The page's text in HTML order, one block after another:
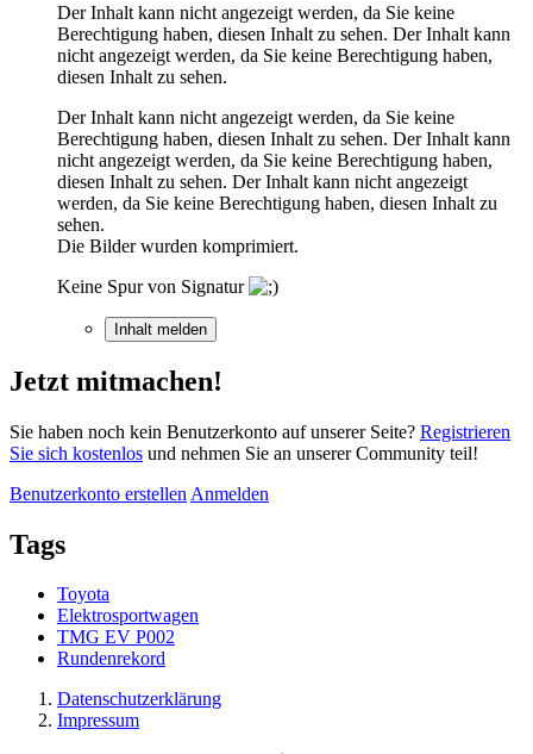
Der Inhalt kann nicht angezeigt werden, da Sie keine
Berechtigung haben, diesen Inhalt zu sehen. Der Inhalt kann
nicht angezeigt werden, da Sie keine Berechtigung haben,
diesen Inhalt zu sehen.
Der Inhalt kann nicht angezeigt werden, da Sie keine
Berechtigung haben, diesen Inhalt zu sehen. Der Inhalt kann
nicht angezeigt werden, da Sie keine Berechtigung haben,
diesen Inhalt zu sehen. Der Inhalt kann nicht angezeigt
werden, da Sie keine Berechtigung haben, diesen Inhalt zu
sehen.
Die Bilder wurden komprimiert.
Keine Spur von Signatur
Inhalt melden
Jetzt mitmachen!
Sie haben noch kein Benutzerkonto auf unserer Seite? Registrieren
Sie sich kostenlos und nehmen Sie an unserer Community teil!
Benutzerkonto erstellen Anmelden
Tags
Toyota
Elektrosportwagen
TMG EV P002
Rundenrekord
Datenschutzerklärung
Impressum